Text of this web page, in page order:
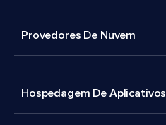
Provedores De Nuvem
Hospedagem De Aplicativos